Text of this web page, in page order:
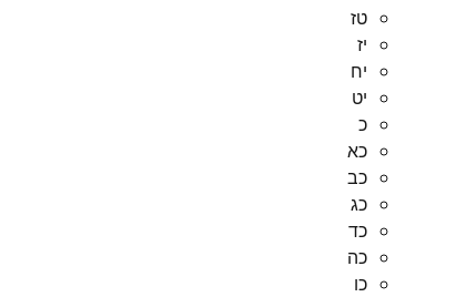
טז
יז
יח
יט
כ
כא
כב
כג
כד
כה
כו